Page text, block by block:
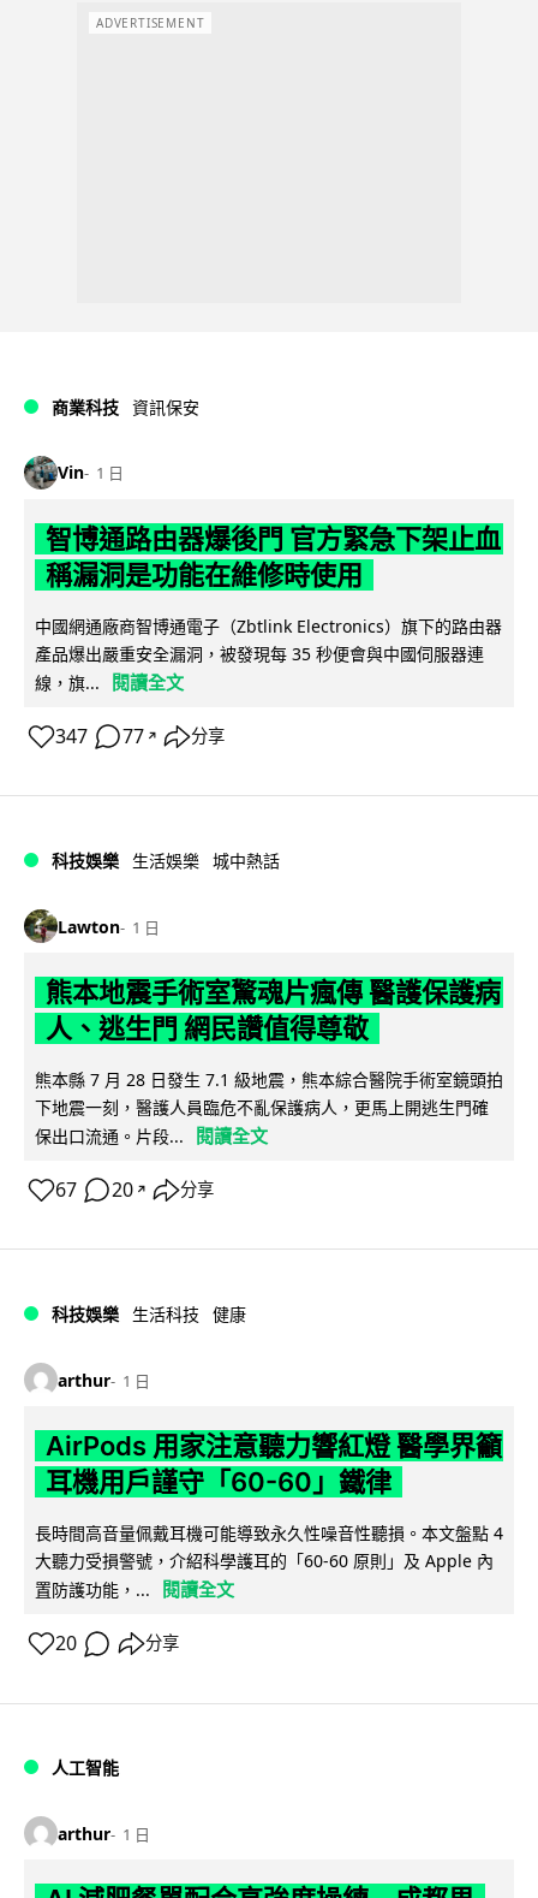
ADVERTISEMENT
商業科技 資訊保安
Vin 1 日
智博通路由器爆後門 官方緊急下架止血
稱漏洞是功能在維修時使用
中國網通廠商智博通電子（Zbtlink Electronics）旗下的路由器
產品爆出嚴重安全漏洞，被發現每 35 秒便會與中國伺服器連
線，旗...
閱讀全文
347 77 ↗ 分享
科技娛樂 生活娛樂 城中熱話
Lawton 1 日
熊本地震手術室驚魂片瘋傳 醫護保護病
人、逃生門 網民讚值得尊敬
熊本縣 7 月 28 日發生 7.1 級地震，熊本綜合醫院手術室鏡頭拍
下地震一刻，醫護人員臨危不亂保護病人，更馬上開逃生門確
保出口流通。片段...
閱讀全文
67 20 ↗ 分享
科技娛樂 生活科技 健康
arthur 1 日
AirPods 用家注意聽力響紅燈 醫學界籲
耳機用戶謹守「60-60」鐵律
長時間高音量佩戴耳機可能導致永久性噪音性聽損。本文盤點 4
大聽力受損警號，介紹科學護耳的「60-60 原則」及 Apple 內
置防護功能，...
閱讀全文
20 分享
人工智能
arthur 1 日